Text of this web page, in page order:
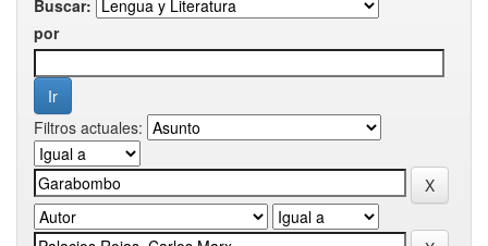
Buscar:
por
Filtros actuales: